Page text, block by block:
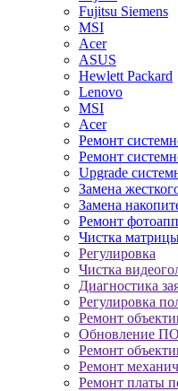
Fujitsu Siemens
MSI
Acer
ASUS
Hewlett Packard
Lenovo
MSI
Acer
Ремонт
Ремонт
Upgrade
Замена
Замена
Ремонт
Чистка
Регулировка
Чистка
Диагностика
Регулировка
Ремонт
Обновление
Ремонт
Ремонт
Ремонт платы